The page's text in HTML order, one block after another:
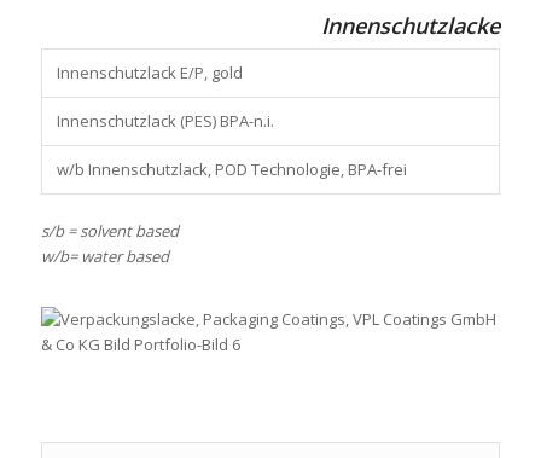
Innenschutzlacke
Innenschutzlack E/P, gold
Innenschutzlack (PES) BPA-n.i.
w/b Innenschutzlack, POD Technologie, BPA-frei
s/b = solvent based
w/b= water based